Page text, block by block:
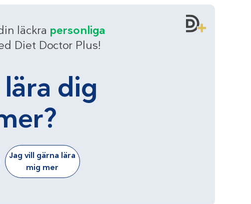
läckra personliga
Diet Doctor Plus!
dig
Jag vill gärna lära
mig mer